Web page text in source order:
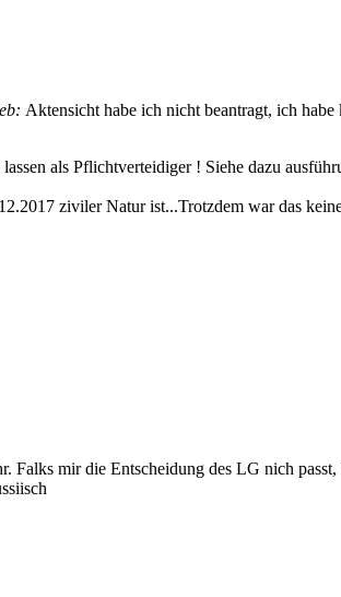
Aktensicht habe ich nicht beantragt, ich
als Pflichtverteidiger ! Siehe dazu
ziviler Natur ist...Trotzdem war das
Falks mir die Entscheidung des LG nich